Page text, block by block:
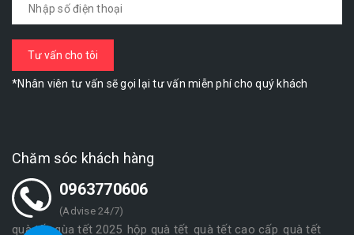
*Nhân viên tư vấn sẽ gọi lại tư vấn miễn phí cho quý khách
Chăm sóc khách hàng
0963770606
(Advise 24/7)
quà tết,qùa tết 2025 hộp quà tết quà tết cao cấp quà tết